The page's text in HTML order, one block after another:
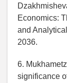
Economics:
and
2036.
6.
significance